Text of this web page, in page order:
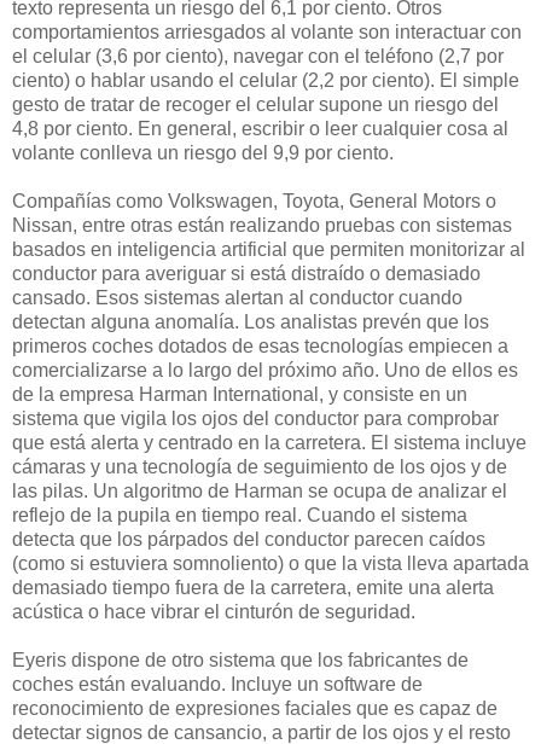
texto representa un riesgo del 6,1 por ciento. Otros
comportamientos arriesgados al volante son interactuar con
el celular (3,6 por ciento), navegar con el teléfono (2,7 por
ciento) o hablar usando el celular (2,2 por ciento). El simple
gesto de tratar de recoger el celular supone un riesgo del
4,8 por ciento. En general, escribir o leer cualquier cosa al
volante conlleva un riesgo del 9,9 por ciento.
Compañías como Volkswagen, Toyota, General Motors o
Nissan, entre otras están realizando pruebas con sistemas
basados en inteligencia artificial que permiten monitorizar al
conductor para averiguar si está distraído o demasiado
cansado. Esos sistemas alertan al conductor cuando
detectan alguna anomalía. Los analistas prevén que los
primeros coches dotados de esas tecnologías empiecen a
comercializarse a lo largo del próximo año. Uno de ellos es
de la empresa Harman International, y consiste en un
sistema que vigila los ojos del conductor para comprobar
que está alerta y centrado en la carretera. El sistema incluye
cámaras y una tecnología de seguimiento de los ojos y de
las pilas. Un algoritmo de Harman se ocupa de analizar el
reflejo de la pupila en tiempo real. Cuando el sistema
detecta que los párpados del conductor parecen caídos
(como si estuviera somnoliento) o que la vista lleva apartada
demasiado tiempo fuera de la carretera, emite una alerta
acústica o hace vibrar el cinturón de seguridad.
Eyeris dispone de otro sistema que los fabricantes de
coches están evaluando. Incluye un software de
reconocimiento de expresiones faciales que es capaz de
detectar signos de cansancio, a partir de los ojos y el resto